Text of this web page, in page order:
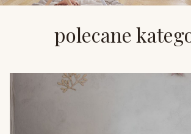
polecane